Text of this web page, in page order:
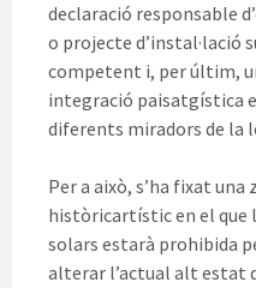
declaració responsable
o projecte d’instal·lació
competent i, per últim,
integració paisatgística
diferents miradors de la
Per a això, s’ha fixat una
històricartístic en el que
solars estarà prohibida
alterar l’actual alt estat